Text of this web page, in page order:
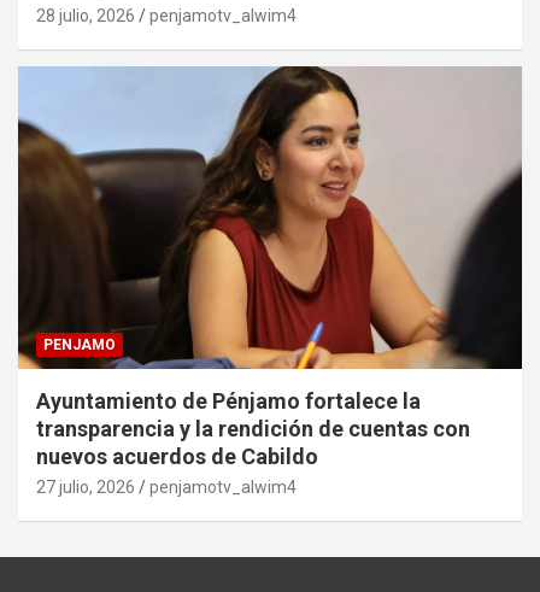
28 julio, 2026 penjamotv_alwim4
PENJAMO
Ayuntamiento de Pénjamo fortalece la
transparencia y la rendición de cuentas con
nuevos acuerdos de Cabildo
27 julio, 2026 penjamotv_alwim4